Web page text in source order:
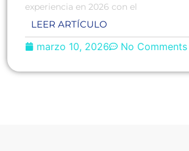
experiencia en 2026 con el
LEER ARTÍCULO
marzo 10, 2026 No Comments